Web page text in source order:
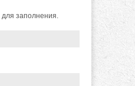
заполнения.